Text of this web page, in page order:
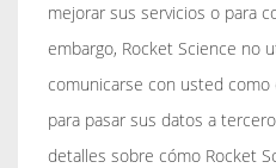
mejorar sus servicios o para
embargo, Rocket Science no
comunicarse con usted
para pasar sus datos a
detalles sobre cómo Rocket